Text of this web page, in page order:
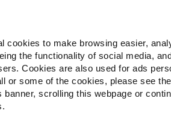
cookies to make browsing easier,
the functionality of social media,
Cookies are also used for ads
or some of the cookies, please see
scrolling this webpage or
Companion for Life
to your location.